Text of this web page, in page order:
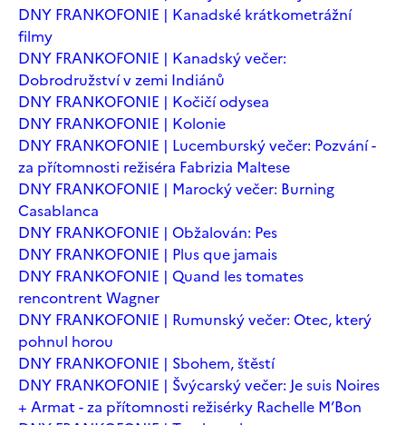
DNY FRANKOFONIE | Kanadské krátkometrážní
filmy
DNY FRANKOFONIE | Kanadský večer:
Dobrodružství v zemi Indiánů
DNY FRANKOFONIE | Kočičí odysea
DNY FRANKOFONIE | Kolonie
DNY FRANKOFONIE | Lucemburský večer: Pozvání -
za přítomnosti režiséra Fabrizia Maltese
DNY FRANKOFONIE | Marocký večer: Burning
Casablanca
DNY FRANKOFONIE | Obžalován: Pes
DNY FRANKOFONIE | Plus que jamais
DNY FRANKOFONIE | Quand les tomates
rencontrent Wagner
DNY FRANKOFONIE | Rumunský večer: Otec, který
pohnul horou
DNY FRANKOFONIE | Sbohem, štěstí
DNY FRANKOFONIE | Švýcarský večer: Je suis Noires
+ Armat - za přítomnosti režisérky Rachelle M’Bon